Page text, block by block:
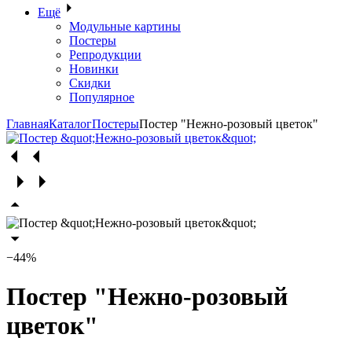
Ещё
Модульные картины
Постеры
Репродукции
Новинки
Скидки
Популярное
ГлавнаяКаталогПостерыПостер "Нежно-розовый цветок"
−44%
Постер "Нежно-розовый
цветок"